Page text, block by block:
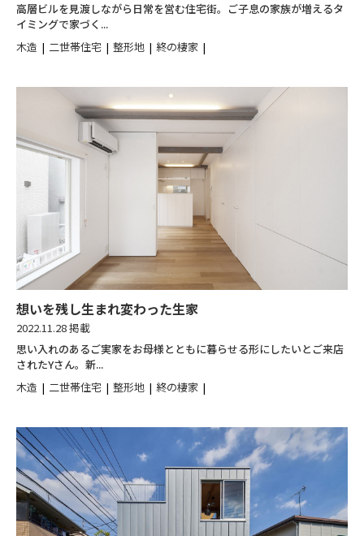
高層ビルを見渡しながら日常を営む住宅街。ご子息の家族が増えるタ
イミングで家づく...
木造
二世帯住宅 整形地 終の棲家
想いを残し生まれ変わった生家
2022.11.28 掲載
思い入れのあるご実家をお母様とともに暮らせる形にしたいとご来店
されたYさん。新...
木造
二世帯住宅 整形地 終の棲家